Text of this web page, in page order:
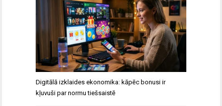
Digitālā izklaides ekonomika: kāpēc bonusi ir
kļuvuši par normu tiešsaistē